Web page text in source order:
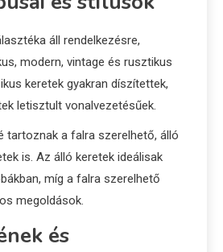
áll rendelkezésre,
modern, vintage és rusztikus
keretek gyakran díszítettek,
letisztult vonalvezetésűek.
tartoznak a falra szerelhető, álló
is. Az álló keretek ideálisak
míg a falra szerelhető
megoldások.
és